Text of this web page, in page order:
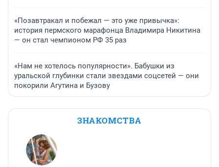
«Позавтракал и побежал — это уже привычка»:
история пермского марафонца Владимира Никитина
— он стал чемпионом РФ 35 раз
«Нам не хотелось популярности». Бабушки из
уральской глубинки стали звездами соцсетей — они
покорили Агутина и Бузову
ЗНАКОМСТВА